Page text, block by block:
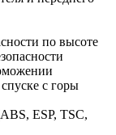
по высоте
с горы
ESP, TSC,